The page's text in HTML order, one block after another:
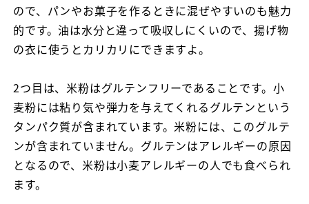
ので、パンやお菓子を作るときに混ぜやすいのも魅力
的です。油は水分と違って吸収しにくいので、揚げ物
の衣に使うとカリカリにできますよ。
2つ目は、米粉はグルテンフリーであることです。小
麦粉には粘り気や弾力を与えてくれるグルテンという
タンパク質が含まれています。米粉には、このグルテ
ンが含まれていません。グルテンはアレルギーの原因
となるので、米粉は小麦アレルギーの人でも食べられ
ます。